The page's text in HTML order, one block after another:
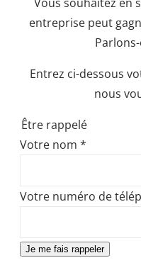
entreprise peut
Entrez ci-dessous
nous
Être rappelé
Votre nom *
Votre numéro de
Je me fais rappeler